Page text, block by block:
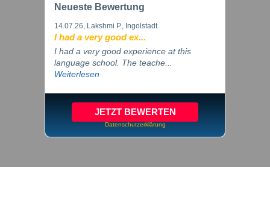
Neueste Bewertung
14.07.26, Lakshmi P., Ingolstadt
I had a very good ex...
I had a very good experience at this
language school. The teache...
Weiterlesen
JETZT BEWERTEN
Datenschutzerklärung